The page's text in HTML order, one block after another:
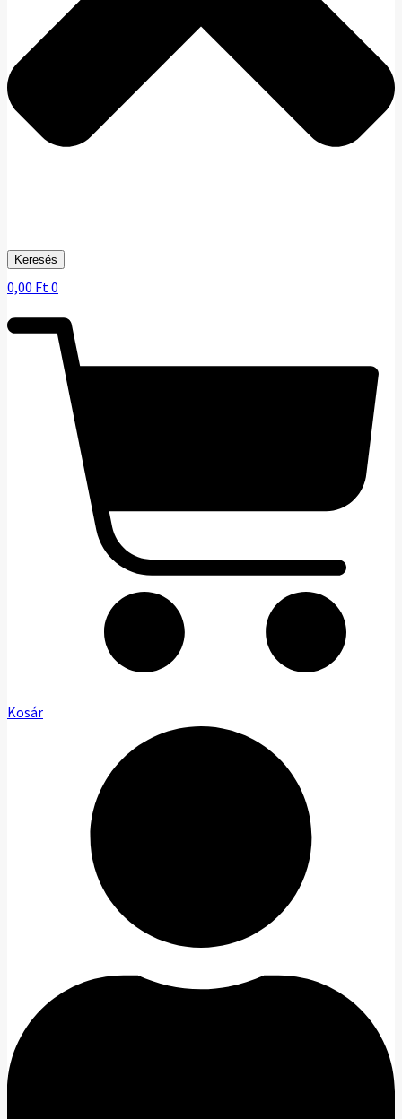
Keresés
0,00 Ft 0
Kosár